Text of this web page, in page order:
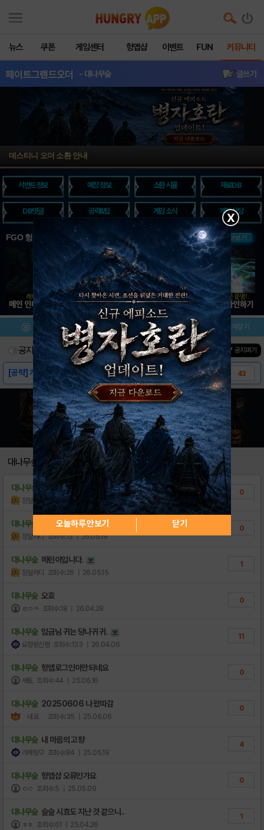
뉴스 쿠폰 게임센터 헝앱샵 이벤트 FUN 커뮤니티
페이트그랜드오더 - 대나무숲 글쓰기
데스티니 오더 소환 안내
서번트 정보 예장 정보 소환 시뮬 재료DB
DB댓글 공략&팁 게임 소식 계정 상담
FGO 헝그리앱 핫이슈 더보기
메뉴 이벤트/미션 설치/평가 즐겨찾기
공지사항 진행중인 이벤트0건 ▼ 공지펴기
[공략] 개편 요일 던전 드랍표 (7.10) 43
[정보] 마술예장 (마스터스킬) 목록 (08...
[설명] 헝그리앱 모든 공략 모음집
데스티니 오더 소환 안내 2
[알림]공식 굿즈 거래관련 운영 안내.
외부링크 글 작성하지 말아주세요
ㄴㅇㅈ 글 이동 기준
게시판 이용 공지 추가(수정 23. 03. 3..
[알림] 페그오 게시판 이용 안내 (08.28..
대나무숲
대나무숲 메린이 근황
장알카디 조회수:3 | 26.07.27
0
대나무숲 응애 나 아기 메린이
장알카디 조회수:13 | 26.05.19
0
대나무숲 메린이입니다.
장알카디 조회수:26 | 26.05.15
1
대나무숲 오호
ㄹㅇㅋ 조회수:18 | 26.04.28
0
대나무숲 임금님 귀는 당나귀 귀.
요정왕신령 조회수:133 | 26.04.06
11
대나무숲 헝앱로그인이안되네요
세토 조회수:44 | 25.06.16
0
대나무숲 20250606 나 왔따감
ㅤ네로ㅤ 조회수:35 | 25.06.06
0
대나무숲 내 마음의 고향
리에링♡ 조회수:84 | 25.05.19
4
대나무숲 헝앱샵 오류인가요
ㅇㅇ 조회수:5 | 25.05.09
0
대나무숲 슬슬 시효도 지난 것 같으니..
ㅎㅎ 조회수:61 | 25.04.26
1
X
오늘하루 안보기 닫기